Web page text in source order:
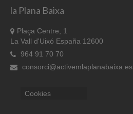
la Plana Baixa
Plaça Centre, 1
La Vall d'Uixó España 12600
964 91 70 70
consorci@activemlaplanabaixa.es
Cookies